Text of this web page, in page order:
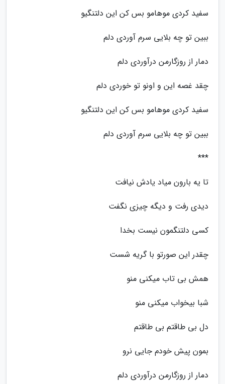
سفید کردی موهامو بس کن این دلتنگیو
ببین تو چه بلایی سرم آوردی دلم
دمار از روزگارمن درآوردی دلم
چقد غصه این و اونو تو خوردی دلم
سفید کردی موهامو بس کن این دلتنگیو
ببین تو چه بلایی سرم آوردی دلم
***
تا یه بارون میاد یادش نیافت
دیدی رفت و دیگه چیزی نگفت
کسی دلتنگمون نیست بخدا
چقدر این صورتو با گریه شست
همش بی تاب میکنی منو
شبا بیخواب میکنی منو
دل بی طاقتم بی طاقتم
بمون پیش خودم جایی نرو
دمار از روزگارمن درآوردی دلم